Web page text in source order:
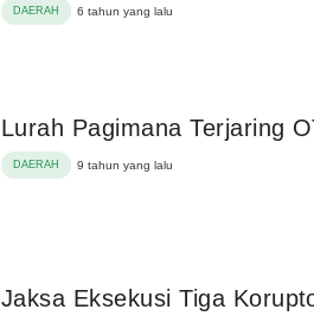
DAERAH 6 tahun yang lalu
Lurah Pagimana Terjaring
DAERAH 9 tahun yang lalu
Jaksa Eksekusi Tiga